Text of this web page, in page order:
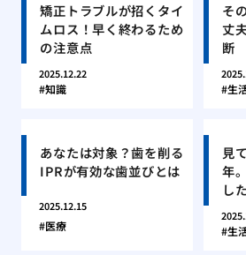
矯正トラブルが招くタイ
ムロス！早く終わるため
の注意点
2025.12.22
知識
そ
丈
断
生
あなたは対象？歯を削る
IPRが有効な歯並びとは
2025.12.15
医療
見
年
し
生